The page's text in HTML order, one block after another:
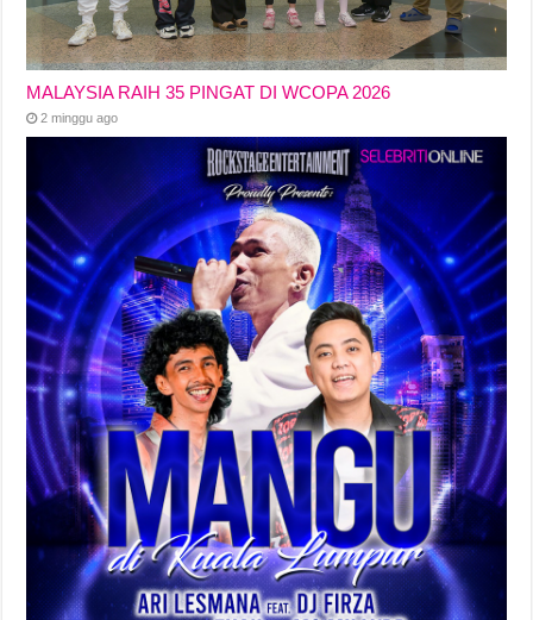
MALAYSIA RAIH 35 PINGAT DI WCOPA 2026
2 minggu ago